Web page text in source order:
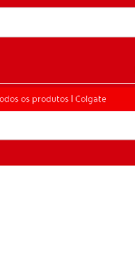
os produtos | Colgate